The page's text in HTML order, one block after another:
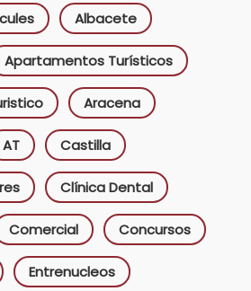
Albacete
Apartamentos Turísticos
Aracena
AT Castilla
Clínica Dental
Comercial Concursos
Entrenucleos